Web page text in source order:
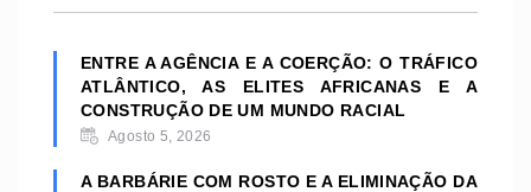
ENTRE A AGÊNCIA E A COERÇÃO: O TRÁFICO
ATLÂNTICO, AS ELITES AFRICANAS E A
CONSTRUÇÃO DE UM MUNDO RACIAL
Agosto 5, 2026
A BARBÁRIE COM ROSTO E A ELIMINAÇÃO DA